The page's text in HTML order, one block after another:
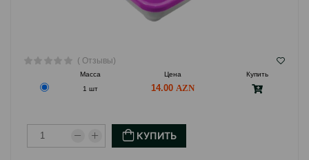
( Отзывы)
Масса Цена
Купить
1 шт
14.00
КУПИТЬ